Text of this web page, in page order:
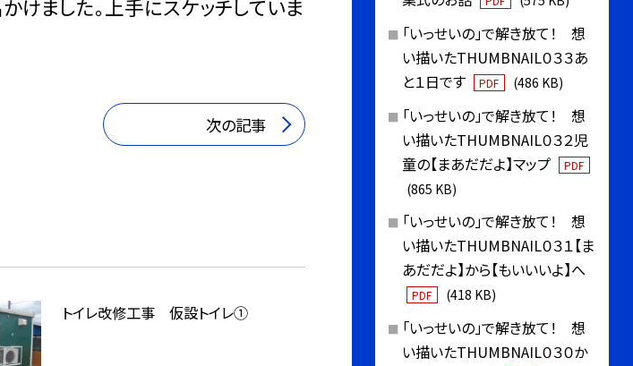
けました。上手にスケッチしていま
次の記事
トイレ改修工事 仮設トイレ①
「いっせいの」で解き放て！ 想
い描いたTHUMBNAIL０３３あ
と１日です
PDF (486 KB)
「いっせいの」で解き放て！ 想
い描いたTHUMBNAIL０３２児
童の【まあだだよ】マップ
PDF
(865 KB)
「いっせいの」で解き放て！ 想
い描いたTHUMBNAIL０３１【ま
あだだよ】から【もいいいよ】へ
PDF (418 KB)
「いっせいの」で解き放て！ 想
い描いたTHUMBNAIL０３０か